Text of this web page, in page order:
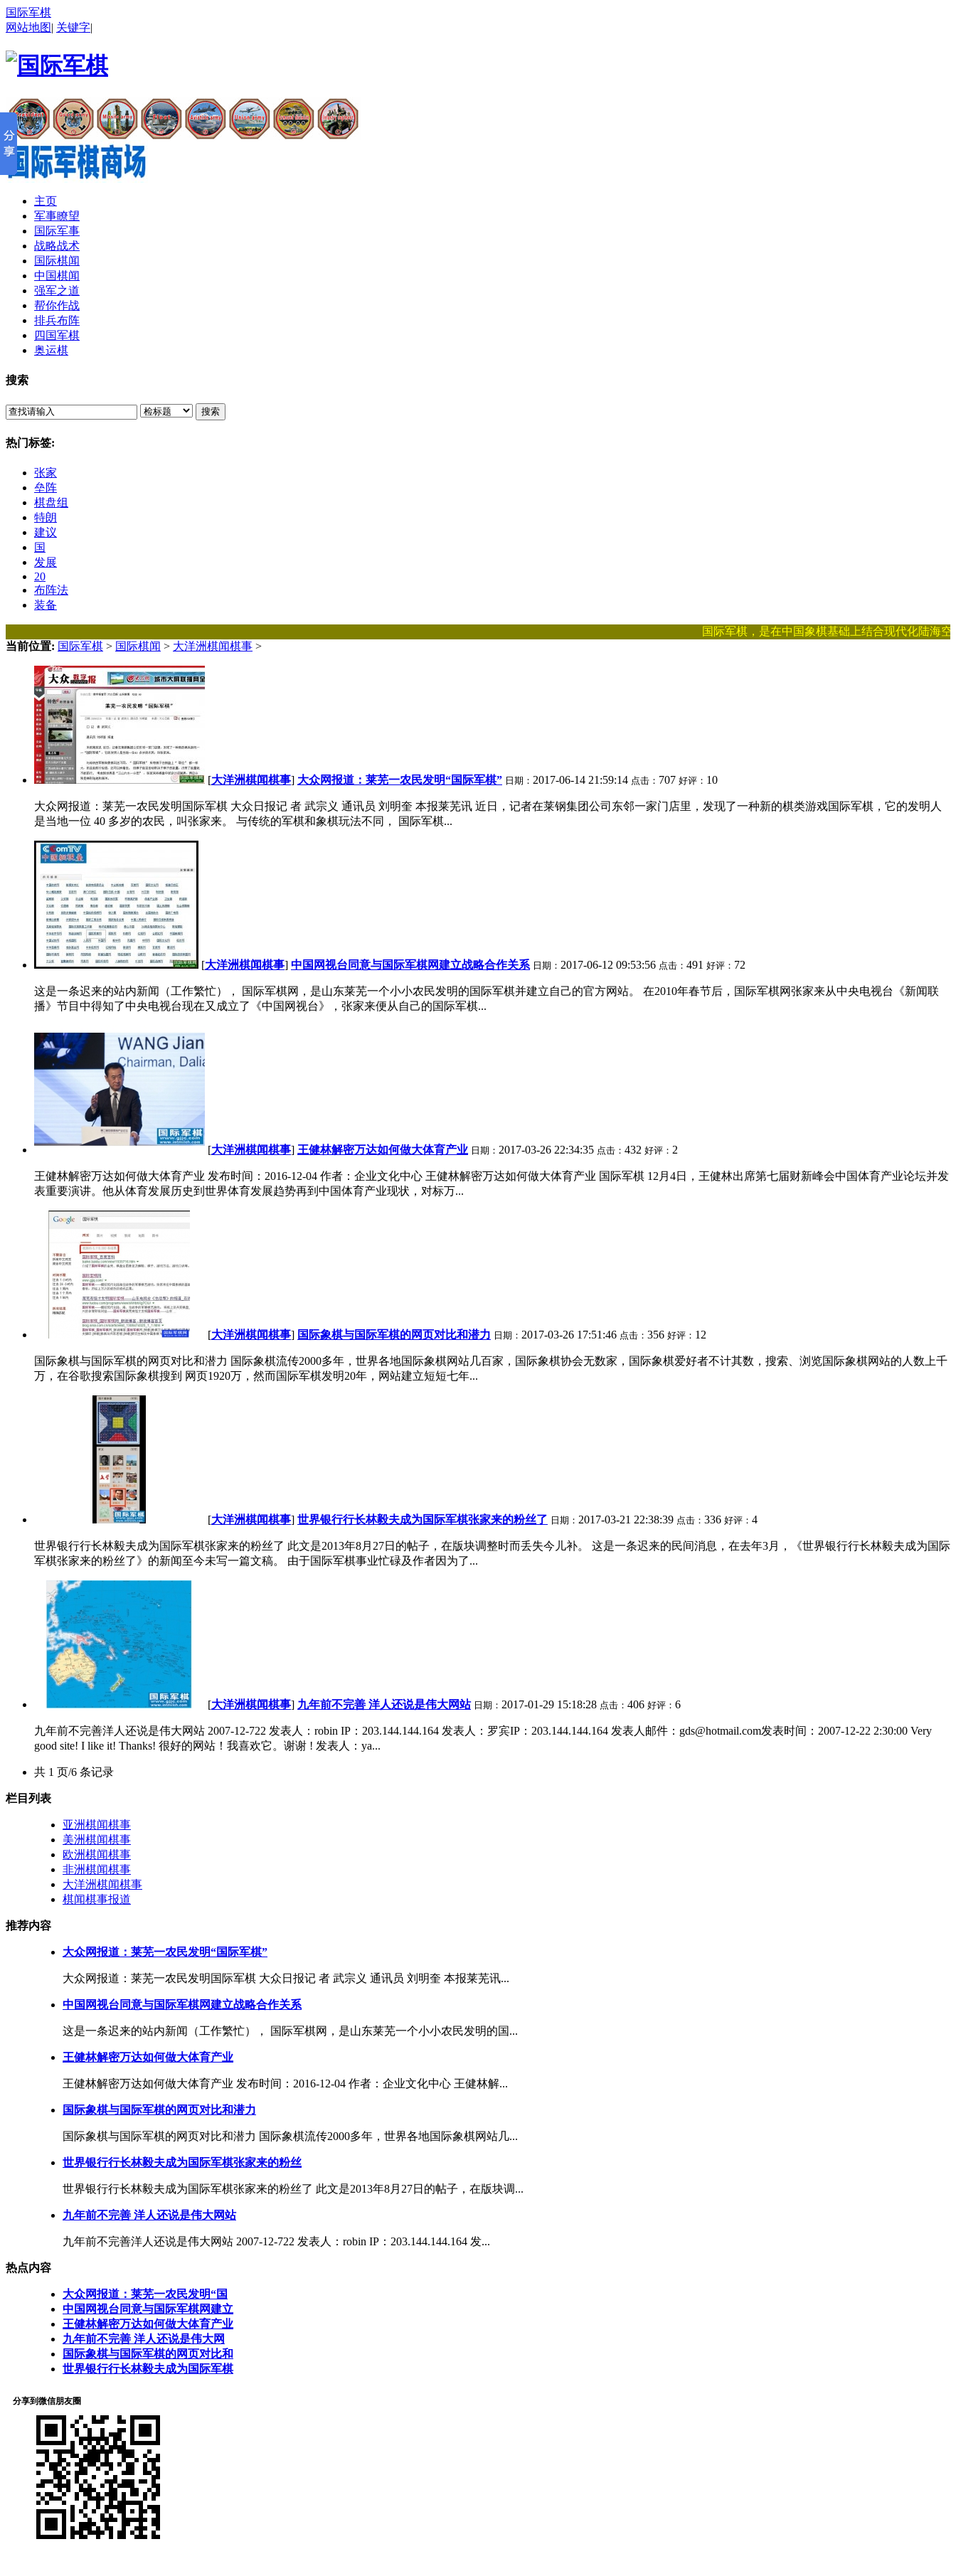
国际军棋
网站地图| 关键字|
主页
军事瞭望
国际军事
战略战术
国际棋闻
中国棋闻
强军之道
帮你作战
排兵布阵
四国军棋
奥运棋
搜索
搜索
热门标签:
张家
垒阵
棋盘组
特朗
建议
国
发展
20
布阵法
装备
国际军棋，是在中国象棋基础上结合现代化陆海空战
当前位置: 国际军棋 > 国际棋闻 > 大洋洲棋闻棋事 >
[大洋洲棋闻棋事] 大众网报道：莱芜一农民发明“国际军棋” 日期： 2017-06-14 21:59:14 点击： 707 好评： 10
大众网报道：莱芜一农民发明国际军棋 大众日报记 者 武宗义 通讯员 刘明奎 本报莱芜讯 近日，记者在莱钢集团公司东邻一家门店里，发现了一种新的棋类游戏国际军棋，它的发明人
是当地一位 40 多岁的农民，叫张家来。 与传统的军棋和象棋玩法不同， 国际军棋...
[大洋洲棋闻棋事] 中国网视台同意与国际军棋网建立战略合作关系 日期： 2017-06-12 09:53:56 点击： 491 好评： 72
这是一条迟来的站内新闻（工作繁忙）， 国际军棋网，是山东莱芜一个小小农民发明的国际军棋并建立自己的官方网站。 在2010年春节后，国际军棋网张家来从中央电视台《新闻联
播》节目中得知了中央电视台现在又成立了《中国网视台》，张家来便从自己的国际军棋...
[大洋洲棋闻棋事] 王健林解密万达如何做大体育产业 日期： 2017-03-26 22:34:35 点击： 432 好评： 2
王健林解密万达如何做大体育产业 发布时间：2016-12-04 作者：企业文化中心 王健林解密万达如何做大体育产业 国际军棋 12月4日，王健林出席第七届财新峰会中国体育产业论坛并发
表重要演讲。他从体育发展历史到世界体育发展趋势再到中国体育产业现状，对标万...
[大洋洲棋闻棋事] 国际象棋与国际军棋的网页对比和潜力 日期： 2017-03-26 17:51:46 点击： 356 好评： 12
国际象棋与国际军棋的网页对比和潜力 国际象棋流传2000多年，世界各地国际象棋网站几百家，国际象棋协会无数家，国际象棋爱好者不计其数，搜索、浏览国际象棋网站的人数上千
万，在谷歌搜索国际象棋搜到 网页1920万，然而国际军棋发明20年，网站建立短短七年...
[大洋洲棋闻棋事] 世界银行行长林毅夫成为国际军棋张家来的粉丝了 日期： 2017-03-21 22:38:39 点击： 336 好评： 4
世界银行行长林毅夫成为国际军棋张家来的粉丝了 此文是2013年8月27日的帖子，在版块调整时而丢失今儿补。 这是一条迟来的民间消息，在去年3月，《世界银行行长林毅夫成为国际
军棋张家来的粉丝了》的新闻至今未写一篇文稿。 由于国际军棋事业忙碌及作者因为了...
[大洋洲棋闻棋事] 九年前不完善 洋人还说是伟大网站 日期： 2017-01-29 15:18:28 点击： 406 好评： 6
九年前不完善洋人还说是伟大网站 2007-12-722 发表人：robin IP：203.144.144.164 发表人：罗宾IP：203.144.144.164 发表人邮件：gds@hotmail.com发表时间：2007-12-22 2:30:00 Very
good site! I like it! Thanks! 很好的网站！我喜欢它。谢谢 ! 发表人：ya...
共 1 页/6 条记录
栏目列表
亚洲棋闻棋事
美洲棋闻棋事
欧洲棋闻棋事
非洲棋闻棋事
大洋洲棋闻棋事
棋闻棋事报道
推荐内容
大众网报道：莱芜一农民发明“国际军棋”
大众网报道：莱芜一农民发明国际军棋 大众日报记 者 武宗义 通讯员 刘明奎 本报莱芜讯...
中国网视台同意与国际军棋网建立战略合作关系
这是一条迟来的站内新闻（工作繁忙）， 国际军棋网，是山东莱芜一个小小农民发明的国...
王健林解密万达如何做大体育产业
王健林解密万达如何做大体育产业 发布时间：2016-12-04 作者：企业文化中心 王健林解...
国际象棋与国际军棋的网页对比和潜力
国际象棋与国际军棋的网页对比和潜力 国际象棋流传2000多年，世界各地国际象棋网站几...
世界银行行长林毅夫成为国际军棋张家来的粉丝
世界银行行长林毅夫成为国际军棋张家来的粉丝了 此文是2013年8月27日的帖子，在版块调...
九年前不完善 洋人还说是伟大网站
九年前不完善洋人还说是伟大网站 2007-12-722 发表人：robin IP：203.144.144.164 发...
热点内容
大众网报道：莱芜一农民发明“国
中国网视台同意与国际军棋网建立
王健林解密万达如何做大体育产业
九年前不完善 洋人还说是伟大网
国际象棋与国际军棋的网页对比和
世界银行行长林毅夫成为国际军棋